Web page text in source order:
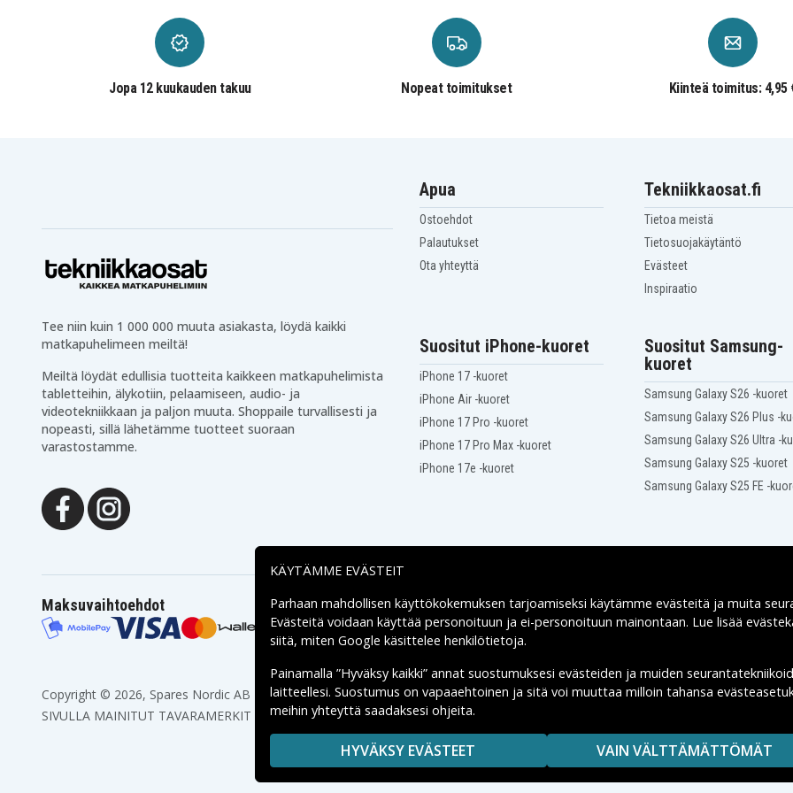
Jopa 12 kuukauden takuu Nopeat toimitukset Kiinteä toimitus: 4,95
Tee niin kuin 1 000 000 muuta asiakasta, löydä kaikki
matkapuhelimeen meiltä!
Meiltä löydät edullisia tuotteita kaikkeen matkapuhelimista
tabletteihin, älykotiin, pelaamiseen, audio- ja
videotekniikkaan ja paljon muuta. Shoppaile turvallisesti ja
nopeasti, sillä lähetämme tuotteet suoraan
varastostamme.
Apua
Ostoehdot
Palautukset
Ota yhteyttä
Tekniikkaosat.fi
Tietoa meistä
Tietosuojakäytäntö
Evästeet
Inspiraatio
Suositut iPhone-kuoret
iPhone 17 -kuoret
iPhone Air -kuoret
iPhone 17 Pro -kuoret
iPhone 17 Pro Max -kuoret
iPhone 17e -kuoret
Suositut Samsung-
kuoret
Samsung Galaxy S26 -kuoret
Samsung Galaxy S26 Plus -
Samsung Galaxy S26 Ultra -
Samsung Galaxy S25 -kuoret
Samsung Galaxy S25 FE -
Maksuvaihtoehdot Toimitusvaihtoehdot
Copyright © 2026, Spares Nordic AB
SIVULLA MAINITUT TAVARAMERKIT OVAT OMISTAJIENSA OMAISUUTTA.
KÄYTÄMME EVÄSTEIT
Parhaan mahdollisen käyttökokemuksen tarjoamiseksi käytämme evästeitä ja muita
Evästeitä voidaan käyttää personoituun ja ei-personoituun mainontaan. Lue lisää
siitä, miten Google käsittelee henkilötietoja.
Painamalla ”Hyväksy kaikki” annat suostumuksesi evästeiden ja muiden
laitteellesi. Suostumus on vapaaehtoinen ja sitä voi muuttaa milloin tahansa
meihin yhteyttä saadaksesi ohjeita.
HYVÄKSY EVÄSTEET VAIN VÄLTTÄMÄTTÖMÄT